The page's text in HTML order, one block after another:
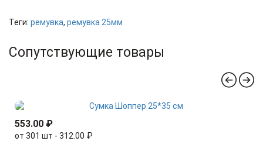
Теги: ремувка, ремувка 25мм
Сопутствующие товары
553.00 ₽
от 301 шт - 312.00 ₽